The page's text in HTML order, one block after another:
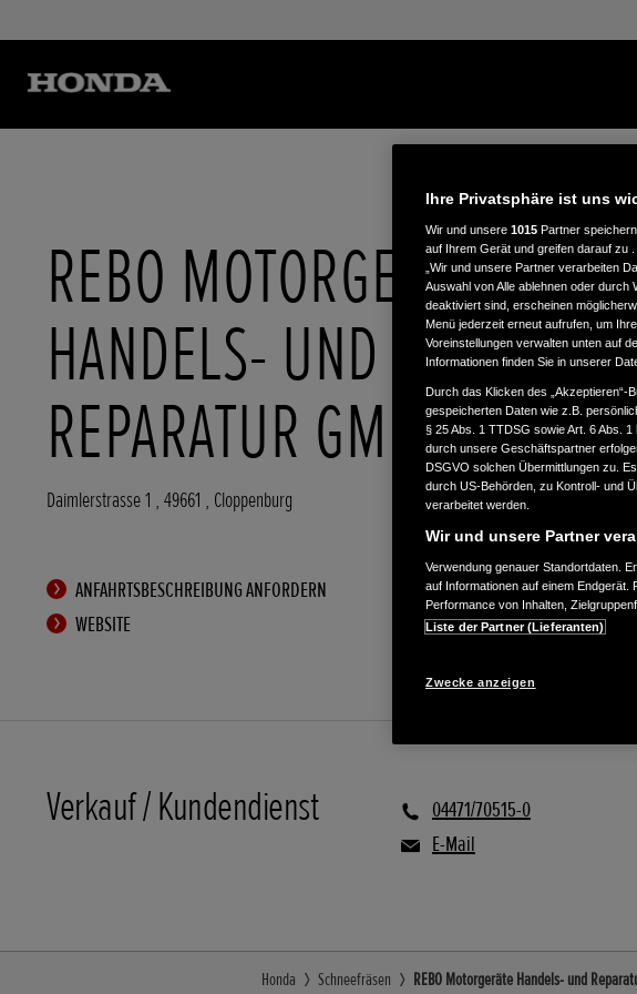
REBO MOTORGERÄTE
HANDELS- UND
REPARATUR GMBH
Daimlerstrasse 1 , 49661 , Cloppenburg
ANFAHRTSBESCHREIBUNG ANFORDERN
WEBSITE
Verkauf / Kundendienst
04471/70515-0
E-Mail
Honda Schneefräsen REBO Motorgeräte Handels- und
Ihre Privatsphäre ist uns
Wir und unsere 1015 Partner
auf Ihrem Gerät und greifen darauf zu
„Wir und unsere Partner verarbeiten
Auswahl von Alle ablehnen oder durch
deaktiviert sind, erscheinen
Menü jederzeit erneut aufrufen, um
Voreinstellungen verwalten unten auf
Informationen finden Sie in unserer
Durch das Klicken des „Akzeptieren“-
gespeicherten Daten wie z.B.
§ 25 Abs. 1 TTDSG sowie Art. 6 Abs.
durch unsere Geschäftspartner
DSGVO solchen Übermittlungen zu.
durch US-Behörden, zu Kontroll- und
verarbeitet werden.
Wir und unsere Partner
Verwendung genauer Standortdaten.
auf Informationen auf einem
Performance von Inhalten,
Liste der Partner (Lieferanten)
Zwecke anzeigen